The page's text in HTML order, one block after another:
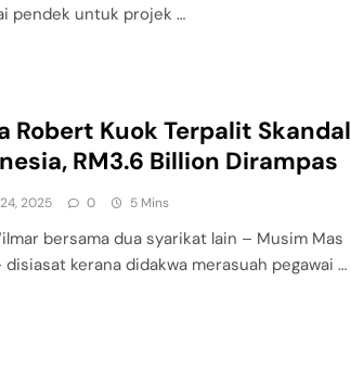
pendek untuk projek …
Robert Kuok Terpalit Skandal
RM3.6 Billion Dirampas
2025 0 5 Mins
bersama dua syarikat lain – Musim Mas
kerana didakwa merasuah pegawai …